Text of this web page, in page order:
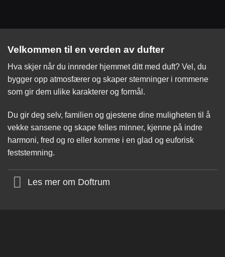
Velkommen til en verden av dufter
Hva skjer når du innreder hjemmet ditt med duft? Vel, du
bygger opp atmosfærer og skaper stemninger i rommene
som gir dem ulike karakterer og formål.
Du gir deg selv, familien og gjestene dine muligheten til å
vekke sansene og skape felles minner, kjenne på indre
harmoni, fred og ro eller komme i en glad og euforisk
feststemning.
Les mer om Doftrum